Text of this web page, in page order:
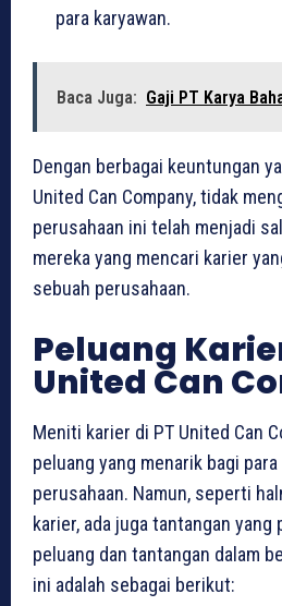
para karyawan.
Baca Juga: Gaji PT Karya
Dengan berbagai keuntungan
United Can Company, tidak
perusahaan ini telah menjadi
mereka yang mencari karier
sebuah perusahaan.
Peluang
United Can
Meniti karier di PT United Can
peluang yang menarik bagi
perusahaan. Namun, seperti
karier, ada juga tantangan yang
peluang dan tantangan dalam
ini adalah sebagai berikut: